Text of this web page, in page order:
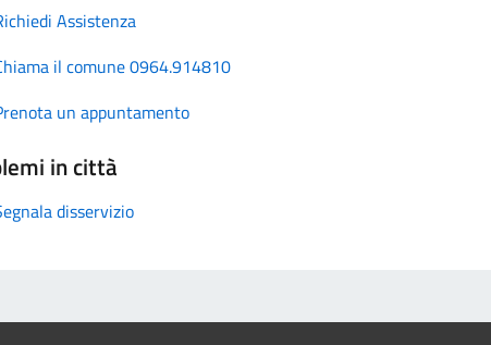
Assistenza
il comune 0964.914810
un appuntamento
in città
disservizio